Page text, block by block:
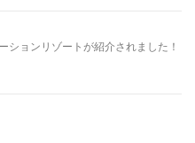
ションリゾートが紹介されました！